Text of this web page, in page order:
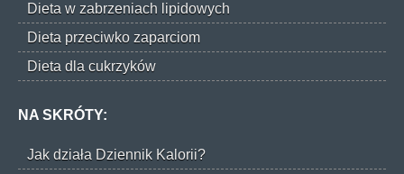
Dieta w zabrzeniach lipidowych
Dieta przeciwko zaparciom
Dieta dla cukrzyków
NA SKRÓTY:
Jak działa Dziennik Kalorii?